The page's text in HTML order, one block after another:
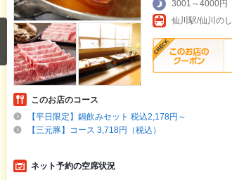
3001～4000円
このお店のコース
【平日限定】鍋飲みセット 税込2,178円～
【三元豚】コース 3,718円（税込）
ネット予約の空席状況